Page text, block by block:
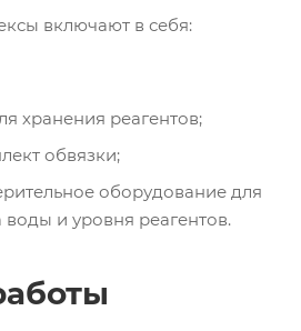
включают в себя:
хранения реагентов;
обвязки;
оборудование для
воды и уровня реагентов.